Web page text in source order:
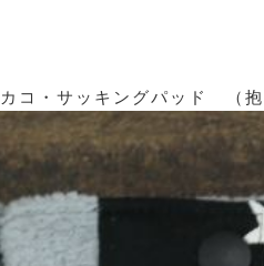
コ・サッキングパッド （抱